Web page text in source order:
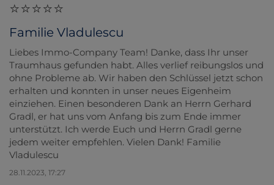
Familie Vladulescu
Liebes Immo-Company Team! Danke, dass Ihr unser
Traumhaus gefunden habt. Alles verlief reibungslos und
ohne Probleme ab. Wir haben den Schlüssel jetzt schon
erhalten und konnten in unser neues Eigenheim
einziehen. Einen besonderen Dank an Herrn Gerhard
Gradl, er hat uns vom Anfang bis zum Ende immer
unterstützt. Ich werde Euch und Herrn Gradl gerne
jedem weiter empfehlen. Vielen Dank! Familie
Vladulescu
28.11.2023, 17:27